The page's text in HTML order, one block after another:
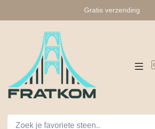
Gratis verzending